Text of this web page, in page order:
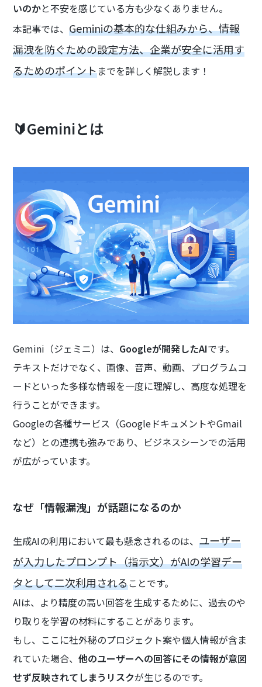
いのかと不安を感じている方も少なくありません。
本記事では、Geminiの基本的な仕組みから、情報
漏洩を防ぐための設定方法、企業が安全に活用す
るためのポイントまでを詳しく解説します！
🔰Geminiとは
Gemini（ジェミニ）は、 Googleが開発したAIです。
テキストだけでなく、画像、音声、動画、プログラムコ
ードといった多様な情報を一度に理解し、高度な処理を
行うことができます。
Googleの各種サービス（GoogleドキュメントやGmail
など）との連携も強みであり、ビジネスシーンでの活用
が広がっています。
なぜ「情報漏洩」が話題になるのか
生成AIの利用において最も懸念されるのは、ユーザー
が入力したプロンプト（指示文）がAIの学習デー
タとして二次利用されることです。
AIは、より精度の高い回答を生成するために、過去のや
り取りを学習の材料にすることがあります。
もし、ここに社外秘のプロジェクト案や個人情報が含ま
れていた場合、他のユーザーへの回答にその情報が意図
せず反映されてしまうリスクが生じるのです。